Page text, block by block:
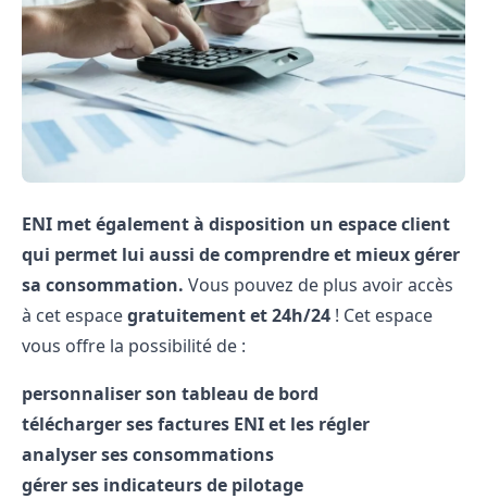
ENI met également à disposition un espace client
qui permet lui aussi de comprendre et mieux gérer
sa consommation. Vous pouvez de plus avoir accès
à cet espacegratuitement et 24h/24 ! Cet espace
vous offre la possibilité de :
personnaliser son tableau de bord
télécharger ses factures ENI et les régler
analyser ses consommations
gérer ses indicateurs de pilotage